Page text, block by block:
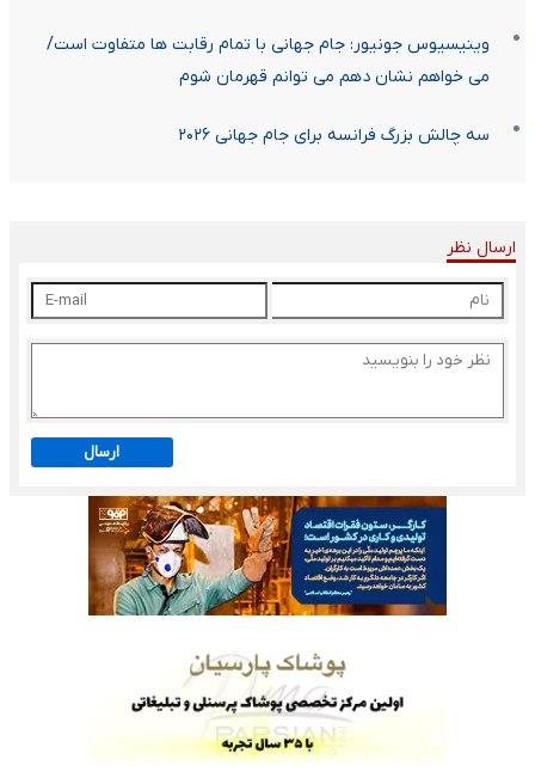
وینیسیوس جونیور: جام جهانی با تمام رقابت ها متفاوت است/
می خواهم نشان دهم می توانم قهرمان شوم
سه چالش بزرگ فرانسه برای جام جهانی ۲۰۲۶
ارسال نظر
ارسال